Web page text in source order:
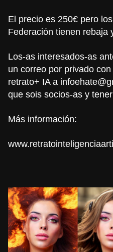
El precio es 250€ pero
Federación tienen rebaja
Los-as interesados-as
un correo por privado
retrato+ IA a
que sois socios-as y
Más información: